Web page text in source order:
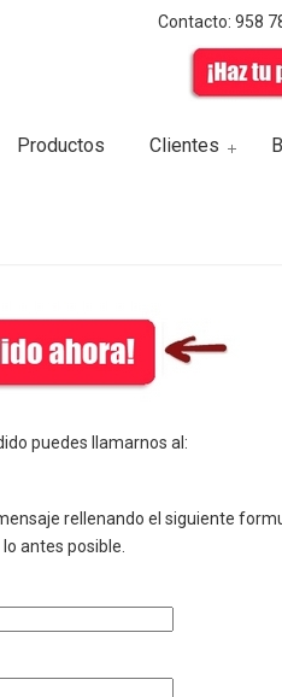
Contacto: 958
Productos Clientes
puedes llamarnos al:
rellenando el siguiente
antes posible.